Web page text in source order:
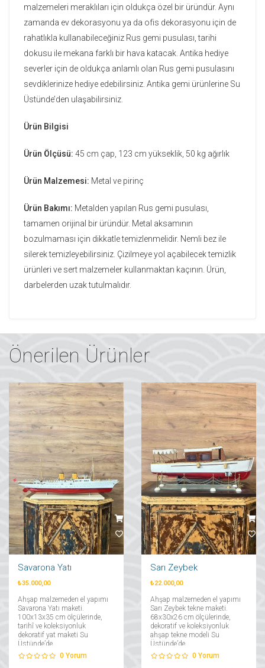
malzemeleri meraklıları için oldukça özel bir üründür. Aynı
zamanda ev dekorasyonu ya da ofis dekorasyonu için de
rahatlıkla kullanabileceğiniz Rus gemi pusulası, tarihi
dokusu ile mekana farklı bir hava katacak. Antika hediye
severler için de oldukça anlamlı olan Rus gemi pusulasını
sevdiklerinize hediye edebilirsiniz. Antika gemi ürünlerine Su
Üstünde’den ulaşabilirsiniz.
Ürün Bilgisi
Ürün Ölçüsü: 45 cm çap, 123 cm yükseklik, 50 kg ağırlık
Ürün Malzemesi: Metal ve pirinç
Ürün Bakımı: Metalden yapılan Rus gemi pusulası,
tamamen orijinal bir üründür. Metal aksamının
bozulmaması için dikkatle temizlenmelidir. Nemli bez ile
silerek temizleyebilirsiniz. Çizilmeye yol açabilecek temizlik
ürünleri ve sert malzemeler kullanmaktan kaçının. Ürün,
darbelerden uzak tutulmalıdır.
Önerilen Ürünler
Savarona Yatı
₺35.000,00
Ahşap malzemeden el yapımı
Savarona Yatı maketi.
100x13x35 cm ölçülerinde,
tarihî ve koleksiyonluk
dekoratif yat maketi Su
Üstünde’de....
0 Yorum
Sarı Zeybek
₺22.000,00
Ahşap malzemeden el yapımı
Sarı Zeybek tekne maketi.
68x30x26 cm ölçülerinde,
dekoratif ve koleksiyonluk
ahşap tekne modeli Su
Üstünde’de....
0 Yorum